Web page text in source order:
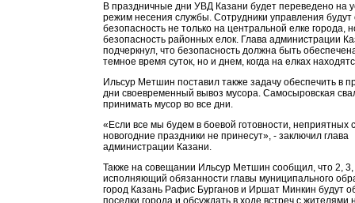
В праздничные дни УВД Казани будет переведено на
режим несения службы. Сотрудники управления будут
безопасность не только на центральной елке города,
безопасность районных елок. Глава администрации
подчеркнул, что безопасность должна быть
темное время суток, но и днем, когда на елках
Ильсур Метшин поставил также задачу обеспечить в
дни своевременный вывоз мусора. Самосыровская
принимать мусор во все дни.
«Если все мы будем в боевой готовности, неприятных
новогодние праздники не принесут», - заключил глава
администрации Казани.
Также на совещании Ильсур Метшин сообщил, что 2, 3,
исполняющий обязанности главы муниципального
город Казань Рафис Бурганов и Иршат Минкин будут
поселки города и обсуждать в ходе встреч с жителями